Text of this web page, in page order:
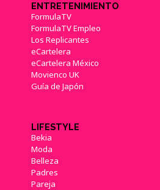
ENTRETENIMIENTO
FormulaTV
FormulaTV Empleo
Los Replicantes
eCartelera
eCartelera México
Movienco UK
Guía de Japón
LIFESTYLE
Bekia
Moda
Belleza
Padres
Pareja